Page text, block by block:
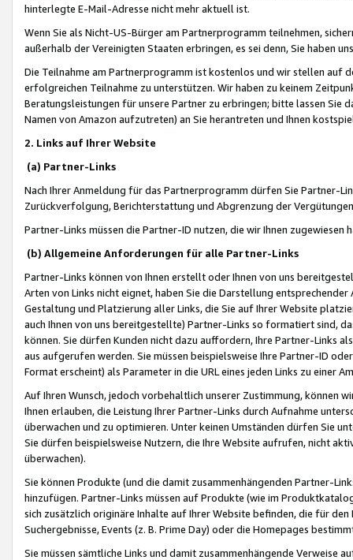
hinterlegte E-Mail-Adresse nicht mehr aktuell ist.
Wenn Sie als Nicht-US-Bürger am Partnerprogramm teilnehmen,
außerhalb der Vereinigten Staaten erbringen, es sei denn, Sie haben
Die Teilnahme am Partnerprogramm ist kostenlos und wir stellen auf
erfolgreichen Teilnahme zu unterstützen. Wir haben zu keinem
Beratungsleistungen für unsere Partner zu erbringen; bitte lassen Sie
Namen von Amazon aufzutreten) an Sie herantreten und Ihnen
2. Links auf Ihrer Website
(a) Partner-Links
Nach Ihrer Anmeldung für das Partnerprogramm dürfen Sie Partner-
Zurückverfolgung, Berichterstattung und Abgrenzung der
Partner-Links müssen die Partner-ID nutzen, die wir Ihnen zugewiesen
(b) Allgemeine Anforderungen für alle Partner-Links
Partner-Links können von Ihnen erstellt oder Ihnen von uns
Arten von Links nicht eignet, haben Sie die Darstellung
Gestaltung und Platzierung aller Links, die Sie auf Ihrer Website
auch Ihnen von uns bereitgestellte) Partner-Links so formatiert sind,
können. Sie dürfen Kunden nicht dazu auffordern, Ihre Partner-Links
aus aufgerufen werden. Sie müssen beispielsweise Ihre Partner-ID
Format erscheint) als Parameter in die URL eines jeden Links zu einer
Auf Ihren Wunsch, jedoch vorbehaltlich unserer Zustimmung, können
Ihnen erlauben, die Leistung Ihrer Partner-Links durch Aufnahme
überwachen und zu optimieren. Unter keinen Umständen dürfen Sie
Sie dürfen beispielsweise Nutzern, die Ihre Website aufrufen, nicht
überwachen).
Sie können Produkte (und die damit zusammenhängenden Partner-
hinzufügen. Partner-Links müssen auf Produkte (wie im
sich zusätzlich originäre Inhalte auf Ihrer Website befinden, die für
Suchergebnisse, Events (z. B. Prime Day) oder die Homepages
Sie müssen sämtliche Links und damit zusammenhängende